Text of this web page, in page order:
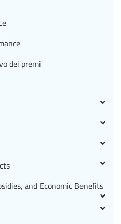
dei premi
and Economic Benefits